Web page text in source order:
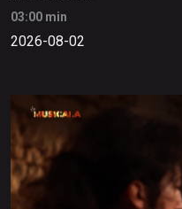
03:00 min
2026-08-02